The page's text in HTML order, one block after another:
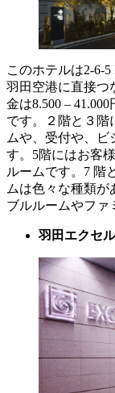
このホテルは2-6-5
羽田空港に直接つ
金は8.500 –
です。２階と３階
ムや、受付や、
す。5階にはお客
ルームです。7 階
ムは色々な種類
ブルルームやファ
羽田エクセ